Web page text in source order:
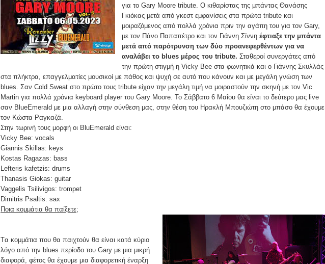
για το Gary Moore tribute. Ο κιθαρίστας της μπάντας Θανάσης
Γκιόκας μετά από γκεστ εμφανίσεις στα πρώτα tribute και
μοιραζόμενος από πολλά χρόνια πριν την αγάπη του για τον Gary,
με τον Πάνο Παπαπέτρο και τον Γιάννη Σίννη έφτιαξε την μπάντα
μετά από παρότρυνση των δύο προανεφερθέντων για να
αναλάβει το blues μέρος του tribute. Σταθεροί συνεργάτες από
την πρώτη στιγμή η Vicky Bee στα φωνητικά και ο Γιάννης Σκυλλάς
στα πλήκτρα, επαγγελματίες μουσικοί με πάθος και ψυχή σε αυτό που κάνουν και με μεγάλη γνώση των
blues. Σαν Cold Sweat στο πρώτο τους tribute είχαν την μεγάλη τιμή να μοιραστούν την σκηνή με τον Vic
Martin για πολλά χρόνια keyboard player του Gary Moore. Το Σάββατο 6 Μαΐου θα είναι το δεύτερο μας live
σαν BlueEmerald με μια αλλαγή στην σύνθεση μας, στην θέση του Hρακλή Μπουζιώτη στο μπάσο θα έχουμε
τον Κώστα Ραγκαζά.
Στην τωρινή τους μορφή οι BluEmerald είναι:
Vicky Bee: vocals
Giannis Skillas: keys
Kostas Ragazas: bass
Lefteris kafetzis: drums
Thanasis Giokas: guitar
Vaggelis Tsilivigos: trompet
Dimitris Psaltis: sax
Ποια κομμάτια θα παίξετε;
Tα κομμάτια που θα παιχτούν θα είναι κατά κύριο
λόγο από την blues περίοδο του Gary με μια μικρή
διαφορά, φέτος θα έχουμε μια διαφορετική έναρξη